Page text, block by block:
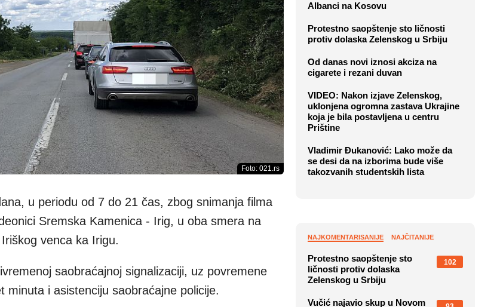
Foto: 021.rs
u periodu od 7 do 21 čas, zbog snimanja filma
Sremska Kamenica - Irig, u oba smera na
venca ka Irigu.
saobraćajnoj signalizaciji, uz povremene
i asistenciju saobraćajne policije.
Albanci na Kosovu
Protestno saopštenje sto ličnosti
protiv dolaska Zelenskog u Srbiju
Od danas novi iznosi akciza na
cigarete i rezani duvan
VIDEO: Nakon izjave Zelenskog,
uklonjena ogromna zastava Ukrajine
koja je bila postavljena u centru
Prištine
Vladimir Đukanović: Lako može da
se desi da na izborima bude više
takozvanih studentskih lista
NAJKOMENTARISANIJE NAJČITANIJE
Protestno saopštenje sto
ličnosti protiv dolaska
Zelenskog u Srbiju
102
Vučić najavio skup u Novom